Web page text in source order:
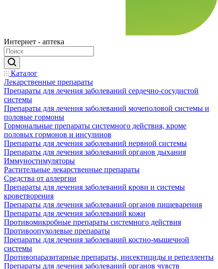
Интернет - аптека
Каталог
Лекарственные препараты
Препараты для лечения заболеваний сердечно-сосудистой
системы
Препараты для лечения заболеваний мочеполовой системы и
половые гормоны
Гормональные препараты системного действия, кроме
половых гормонов и инсулинов
Препараты для лечения заболеваний нервной системы
Препараты для лечения заболеваний органов дыхания
Иммуностимуляторы
Растительные лекарственные препараты
Средства от аллергии
Препараты для лечения заболеваний крови и системы
кроветворения
Препараты для лечения заболеваний органов пищеварения
Препараты для лечения заболеваний кожи
Противомикробные препараты системного действия
Противоопухолевые препараты
Препараты для лечения заболеваний костно-мышечной
системы
Противопаразитарные препараты, инсектициды и репелленты
Препараты для лечения заболеваний органов чувств